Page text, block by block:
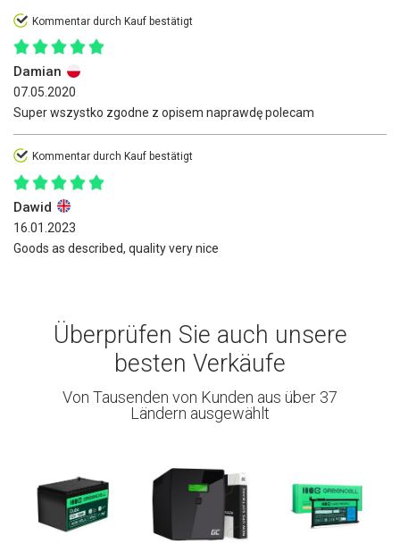
Kommentar durch Kauf bestätigt
Damian
07.05.2020
Super wszystko zgodne z opisem naprawdę polecam
Kommentar durch Kauf bestätigt
Dawid
16.01.2023
Goods as described, quality very nice
Überprüfen Sie auch unsere
besten Verkäufe
Von Tausenden von Kunden aus über 37
Ländern ausgewählt